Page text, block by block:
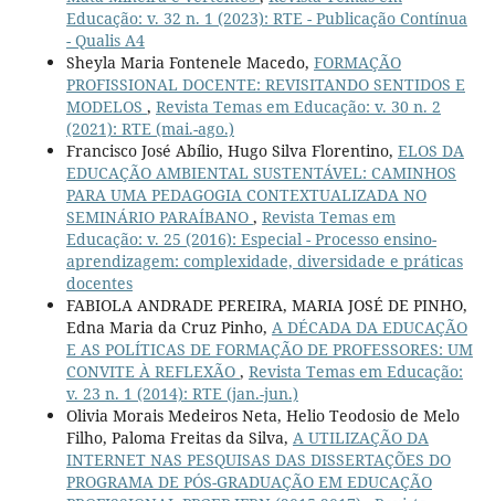
Educação: v. 32 n. 1 (2023): RTE - Publicação Contínua
- Qualis A4
Sheyla Maria Fontenele Macedo, FORMAÇÃO
PROFISSIONAL DOCENTE: REVISITANDO SENTIDOS E
MODELOS , Revista Temas em Educação: v. 30 n. 2
(2021): RTE (mai.-ago.)
Francisco José Abílio, Hugo Silva Florentino, ELOS DA
EDUCAÇÃO AMBIENTAL SUSTENTÁVEL: CAMINHOS
PARA UMA PEDAGOGIA CONTEXTUALIZADA NO
SEMINÁRIO PARAÍBANO , Revista Temas em
Educação: v. 25 (2016): Especial - Processo ensino-
aprendizagem: complexidade, diversidade e práticas
docentes
FABIOLA ANDRADE PEREIRA, MARIA JOSÉ DE PINHO,
Edna Maria da Cruz Pinho, A DÉCADA DA EDUCAÇÃO
E AS POLÍTICAS DE FORMAÇÃO DE PROFESSORES: UM
CONVITE À REFLEXÃO , Revista Temas em Educação:
v. 23 n. 1 (2014): RTE (jan.-jun.)
Olivia Morais Medeiros Neta, Helio Teodosio de Melo
Filho, Paloma Freitas da Silva, A UTILIZAÇÃO DA
INTERNET NAS PESQUISAS DAS DISSERTAÇÕES DO
PROGRAMA DE PÓS-GRADUAÇÃO EM EDUCAÇÃO